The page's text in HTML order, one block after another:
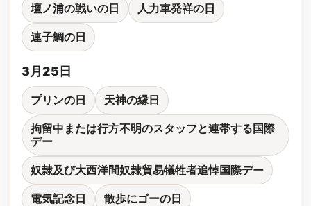
壇ノ浦の戦いの日 人力車発祥の日
連子鯛の日
3月25日
プリンの日 天神の縁日
拘留中または行方不明のスタッフと連帯する国際
デー
奴隷及び大西洋間奴隷貿易犠牲者追悼国際デー
電気記念日 散歩にゴーの日